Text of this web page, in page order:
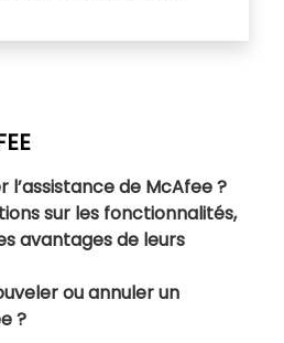
de McAfee ?
sur les fonctionnalités,
avantages de leurs
ou annuler un
?